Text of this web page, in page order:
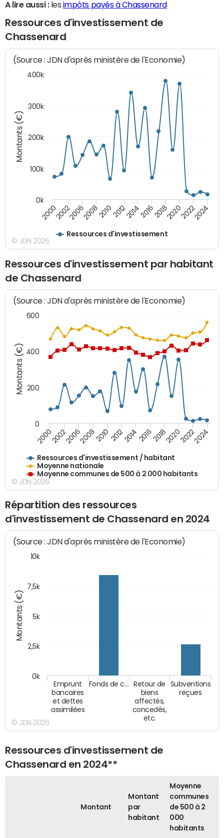
A lire aussi :les impôts payés à Chassenard
Ressources d'investissement de
Chassenard
Montants (€)
(Source : JDN d'après ministère de l'Economie)
Ressources d'investissement
200020022006200820102012201420162018202020222024
0k
100k
200k
300k
400k
© JDN 2026
Ressources d'investissement par habitant
de Chassenard
Montants (€)
(Source : JDN d'après ministère de l'Economie)
Ressources d'investissement / habitant
Moyenne nationale
Moyenne communes de 500 à 2 000 habitants
20002002200620082010 2012201420162018202020222024
0
200
400
600
© JDN 2026
Répartition des ressources
d'investissement de Chassenard en 2024
Montants (€)
(Source : JDN d'après ministère de l'Economie)
Emprunt
bancaires
et dettes
assimilées
Fonds de c…
Retour de
biens
affectés,
concedés,
etc.
Subventions
reçues
0k
10k
2,5k
5k
7,5k
© JDN 2026
Ressources d'investissement de
Chassenard en 2024**
Montant
Montant
par
habitant
Moyenne
communes
de 500 à 2
000
habitants